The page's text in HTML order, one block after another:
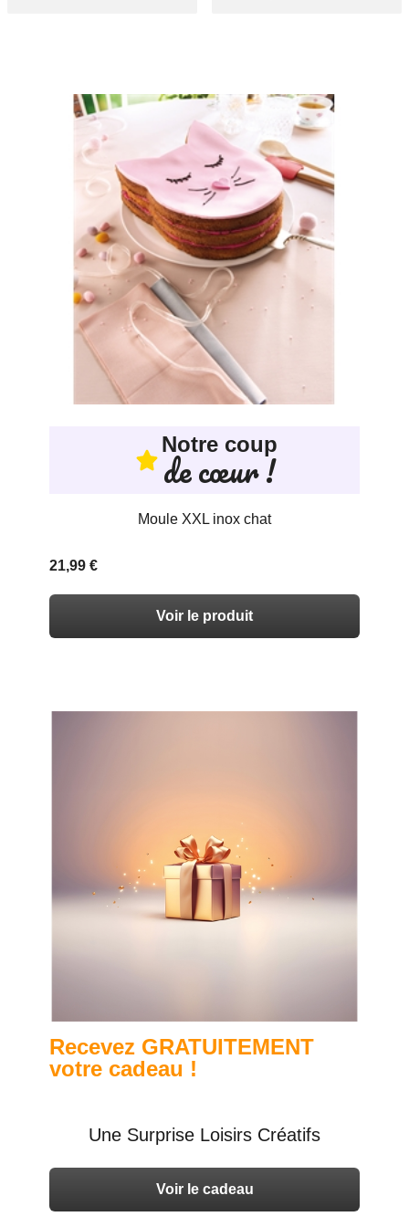
Notre coup
de cœur !
Moule XXL inox chat
21,99 €
Voir le produit
Recevez GRATUITEMENT
votre cadeau !
Une Surprise Loisirs Créatifs
Voir le cadeau